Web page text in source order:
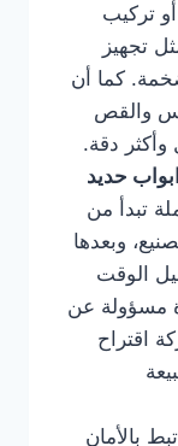
تركيب
تجهيز
كما أن
والقص
وأكثر دقة.
حديد
تبدأ من
وبعدها
الوقت
مسؤولة عن
اقتراح
بالأمان